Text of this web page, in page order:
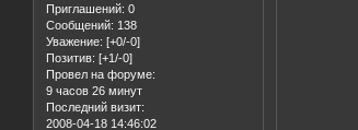
Приглашений: 0
Сообщений: 138
Уважение: [+0/-0]
Позитив: [+1/-0]
Провел на форуме:
9 часов 26 минут
Последний визит:
2008-04-18 14:46:02